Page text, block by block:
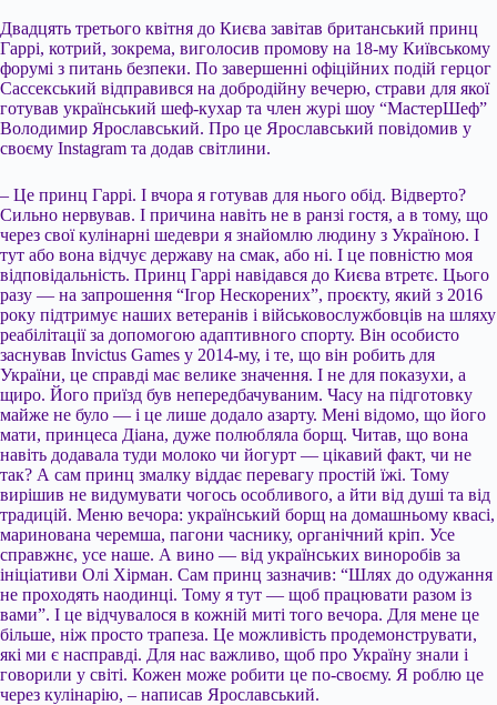
Двадцять третього квітня до Києва завітав британський принц
Гаррі, котрий, зокрема, виголосив промову на 18-му Київському
форумі з питань безпеки. По завершенні офіційних подій герцог
Сассекський відправився на добродійну вечерю, страви для якої
готував український шеф-кухар та член журі шоу “МастерШеф”
Володимир Ярославський. Про це Ярославський повідомив у
своєму Instagram та додав світлини.
– Це принц Гаррі. І вчора я готував для нього обід. Відверто?
Сильно нервував. І причина навіть не в ранзі гостя, а в тому, що
через свої кулінарні шедеври я знайомлю людину з Україною. І
тут або вона відчує державу на смак, або ні. І це повністю моя
відповідальність. Принц Гаррі навідався до Києва втретє. Цього
разу — на запрошення “Ігор Нескорених”, проєкту, який з 2016
року підтримує наших ветеранів і військовослужбовців на шляху
реабілітації за допомогою адаптивного спорту. Він особисто
заснував Invictus Games у 2014-му, і те, що він робить для
України, це справді має велике значення. І не для показухи, а
щиро. Його приїзд був непередбачуваним. Часу на підготовку
майже не було — і це лише додало азарту. Мені відомо, що його
мати, принцеса Діана, дуже полюбляла борщ. Читав, що вона
навіть додавала туди молоко чи йогурт — цікавий факт, чи не
так? А сам принц змалку віддає перевагу простій їжі. Тому
вирішив не видумувати чогось особливого, а йти від душі та від
традицій. Меню вечора: український борщ на домашньому квасі,
маринована черемша, пагони часнику, органічний кріп. Усе
справжнє, усе наше. А вино — від українських виноробів за
ініціативи Олі Хірман. Сам принц зазначив: “Шлях до одужання
не проходять наодинці. Тому я тут — щоб працювати разом із
вами”. І це відчувалося в кожній миті того вечора. Для мене це
більше, ніж просто трапеза. Це можливість продемонструвати,
які ми є насправді. Для нас важливо, щоб про Україну знали і
говорили у світі. Кожен може робити це по-своєму. Я роблю це
через кулінарію, – написав Ярославський.